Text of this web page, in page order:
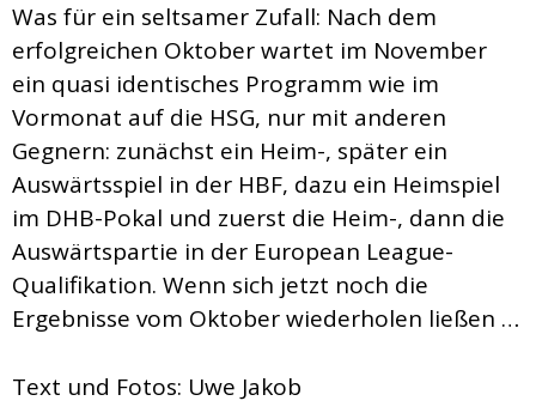
Was für ein seltsamer Zufall: Nach dem
erfolgreichen Oktober wartet im November
ein quasi identisches Programm wie im
Vormonat auf die HSG, nur mit anderen
Gegnern: zunächst ein Heim-, später ein
Auswärtsspiel in der HBF, dazu ein Heimspiel
im DHB-Pokal und zuerst die Heim-, dann die
Auswärtspartie in der European League-
Qualifikation. Wenn sich jetzt noch die
Ergebnisse vom Oktober wiederholen ließen …
Text und Fotos: Uwe Jakob